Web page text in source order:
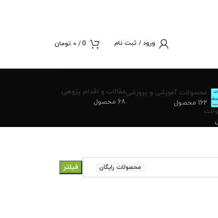
ورود / ثبت نام 0
/
0 تومان
محصولات آموزشی و پرورشی
162 محصول
مقالات و اقدام پژوهی
68 محصول
محصولات رایگان فیلتر